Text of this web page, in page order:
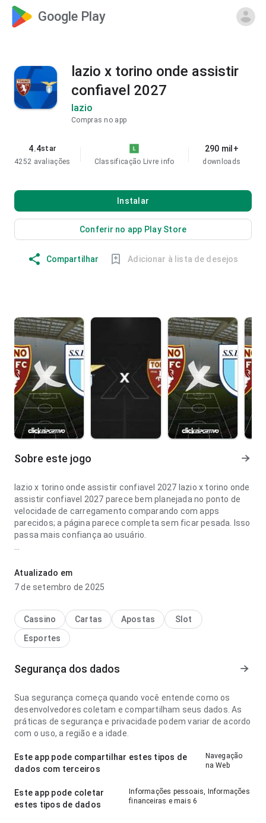
Google Play
lazio x torino onde assistir
confiavel 2027
lazio
Compras no app
4.4star
4252 avaliações
Classificação Livre info
290 mil+
downloads
Instalar
Conferir no app Play Store
Compartilhar Adicionar à lista de desejos
Sobre este jogo
lazio x torino onde assistir confiavel 2027 lazio x torino onde
assistir confiavel 2027 parece bem planejada no ponto de
velocidade de carregamento comparando com apps
parecidos; a página parece completa sem ficar pesada. Isso
passa mais confiança ao usuário.
no ponto de velocidade de carregamento lendo descrições
longas; as ações importantes continuam visíveis. Ajuda
Atualizado em
7 de setembro de 2025
Cassino Cartas Apostas
Slot
Esportes
Segurança dos dados
Sua segurança começa quando você entende como os
desenvolvedores coletam e compartilham seus dados. As
práticas de segurança e privacidade podem variar de acordo
com o uso, a região e a idade.
Este app pode compartilhar estes tipos de
dados com terceiros
Navegação
na Web
Este app pode coletar
estes tipos de dados
Informações pessoais, Informações
financeiras e mais 6